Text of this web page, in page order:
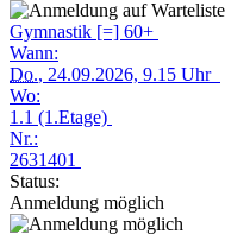
Gymnastik [=] 60+
Wann:
Do., 24.09.2026, 9.15 Uhr
Wo:
1.1 (1.Etage)
Nr.:
2631401
Status:
Anmeldung möglich